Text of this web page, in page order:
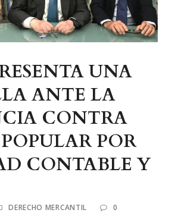
UNA
ANTE LA
CONTRA
POR
CONTABLE Y
DERECHO MERCANTIL 0